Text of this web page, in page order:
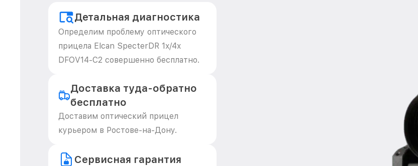
Детальная диагностика
Определим проблему оптического
прицела Elcan SpecterDR 1x/4x
DFOV14-C2 совершенно бесплатно.
Доставка туда-обратно
бесплатно
Доставим оптический прицел
курьером в Ростове-на-Дону.
Сервисная гарантия